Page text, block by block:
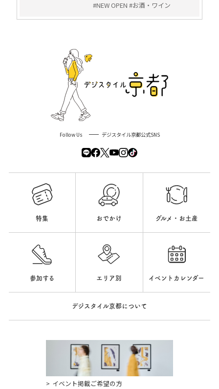
#NEW OPEN #お酒・ワイン
Follow Us デジスタイル京都公式SNS
特集 おでかけ グルメ・お土産
参加する エリア別 イベントカレンダー
デジスタイル京都について
イベント掲載ご希望の方